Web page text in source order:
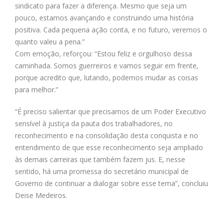
sindicato para fazer a diferença. Mesmo que seja um
pouco, estamos avançando e construindo uma história
positiva. Cada pequena ação conta, e no futuro, veremos o
quanto valeu a pena.”
Com emoção, reforçou: “Estou feliz e orgulhoso dessa
caminhada. Somos guerreiros e vamos seguir em frente,
porque acredito que, lutando, podemos mudar as coisas
para melhor.”
“É preciso salientar que precisamos de um Poder Executivo
sensível à justiça da pauta dos trabalhadores, no
reconhecimento e na consolidação desta conquista e no
entendimento de que esse reconhecimento seja ampliado
às demais carreiras que também fazem jus. E, nesse
sentido, há uma promessa do secretário municipal de
Governo de continuar a dialogar sobre esse tema”, concluiu
Deise Medeiros.